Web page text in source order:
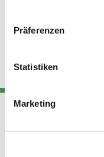
Präferenzen
Statistiken
Marketing
Adresse